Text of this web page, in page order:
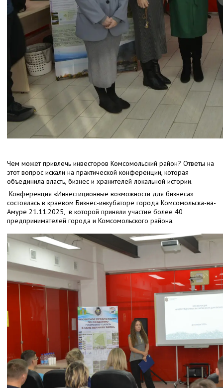
Чем может привлечь инвесторов Комсомольский район? Ответы на
этот вопрос искали на практической конференции, которая
объединила власть, бизнес и хранителей локальной истории.
Конференция «Инвестиционные возможности для бизнеса»
состоялась в краевом Бизнес-инкубаторе города Комсомольска-на-
Амуре 21.11.2025, в которой приняли участие более 40
предпринимателей города и Комсомольского района.